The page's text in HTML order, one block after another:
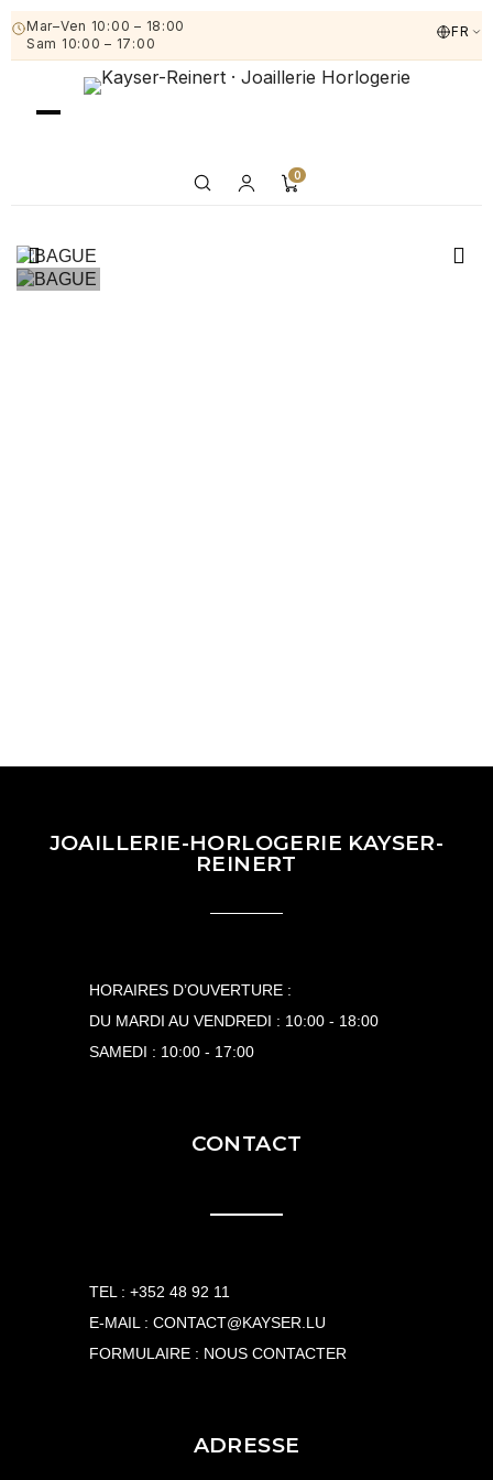
Mar–Ven 10:00 – 18:00
Sam 10:00 – 17:00
FR
0
JOAILLERIE-HORLOGERIE KAYSER-
REINERT
HORAIRES D’OUVERTURE :
DU MARDI AU VENDREDI : 10:00 - 18:00
SAMEDI : 10:00 - 17:00
CONTACT
TEL :+352 48 92 11
E-MAIL :CONTACT@KAYSER.LU
FORMULAIRE : NOUS CONTACTER
ADRESSE